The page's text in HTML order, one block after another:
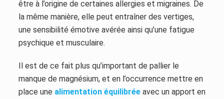
être à l’origine de certaines allergies et migraines. De
la même manière, elle peut entraîner des vertiges,
une sensibilité émotive avérée ainsi qu’une fatigue
psychique et musculaire.
Il est de ce fait plus qu’important de pallier le
manque de magnésium, et en l’occurrence mettre en
place une alimentation équilibréeavec un apport en